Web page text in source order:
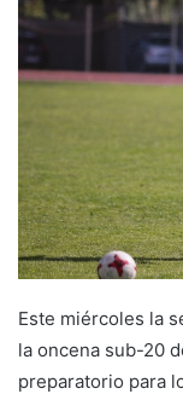
Este miércoles la
la oncena sub-20
preparatorio para